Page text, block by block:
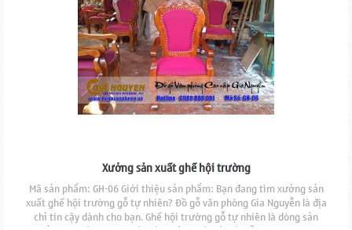
Xưởng sản xuất ghế hội trường
Mã sản phẩm: GH-06 Giới thiệu sản phẩm: Bạn đang tìm xưởng sản
xuất ghế hội trường gỗ tự nhiên? Đồ gỗ văn phòng Gia Nguyễn là địa
chỉ tin cậy dành cho bạn. Ghế hội trường gỗ tự nhiên là dòng sản